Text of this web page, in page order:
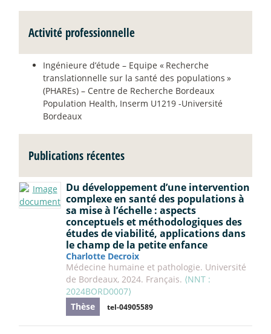
Activité professionnelle
Ingénieure d’étude – Equipe « Recherche
translationnelle sur la santé des populations »
(PHAREs) – Centre de Recherche Bordeaux
Population Health, Inserm U1219 -Université
Bordeaux
Publications récentes
Du développement d’une intervention
complexe en santé des populations à
sa mise à l’échelle : aspects
conceptuels et méthodologiques des
études de viabilité, applications dans
le champ de la petite enfance
Charlotte Decroix
Médecine humaine et pathologie. Université
de Bordeaux, 2024. Français. ⟨NNT :
2024BORD0007⟩
Thèse
tel-04905589